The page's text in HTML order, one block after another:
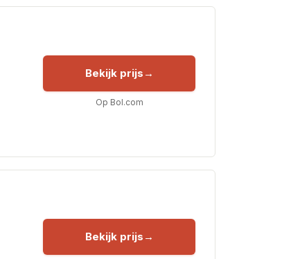
Bekijk prijs
Op Bol.com
Bekijk prijs